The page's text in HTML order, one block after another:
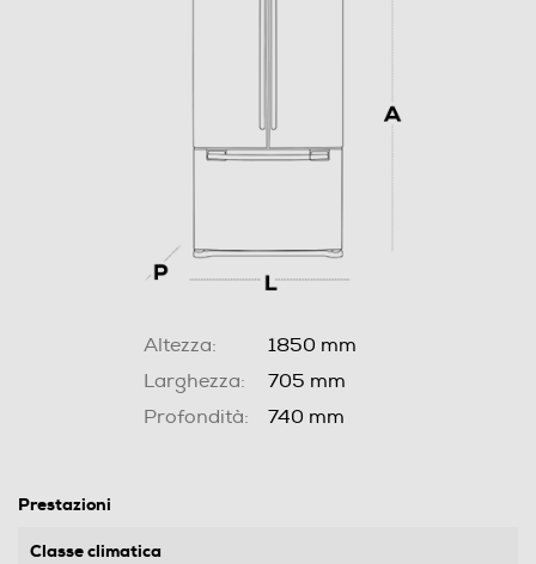
Altezza:
1850 mm
Larghezza:
705 mm
Profondità:
740 mm
Prestazioni
Classe climatica